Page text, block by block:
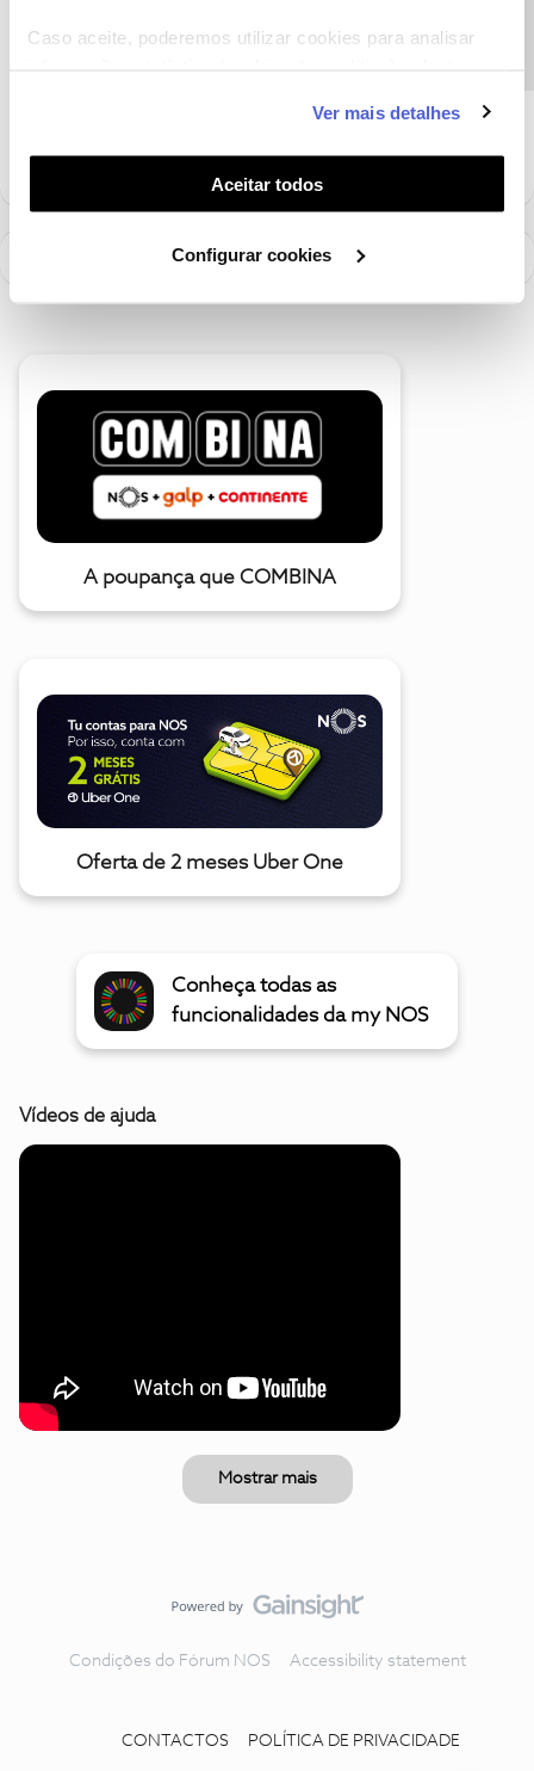
Caso aceite, poderemos utilizar cookies para analisar
funcionalidades (cookies de personalização e
funcionalidade) e adaptar anúncios aos seus interesses
(cookies de publicidade personalizada). Pode gerir a
utilização dos cookies clicando em "Configurar
Ver mais detalhes
Aceitar todos
Configurar cookies
Siga os perfis da moderação, através da opção "Seguir", para estar
A poupança que COMBINA
Oferta de 2 meses Uber One
Conheça todas as
funcionalidades da my NOS
Vídeos de ajuda
Mostrar mais
Condições do Fórum NOS Accessibility statement
CONTACTOS POLÍTICA DE PRIVACIDADE